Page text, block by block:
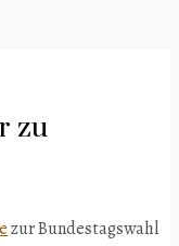
zu
zur Bundestagswahl